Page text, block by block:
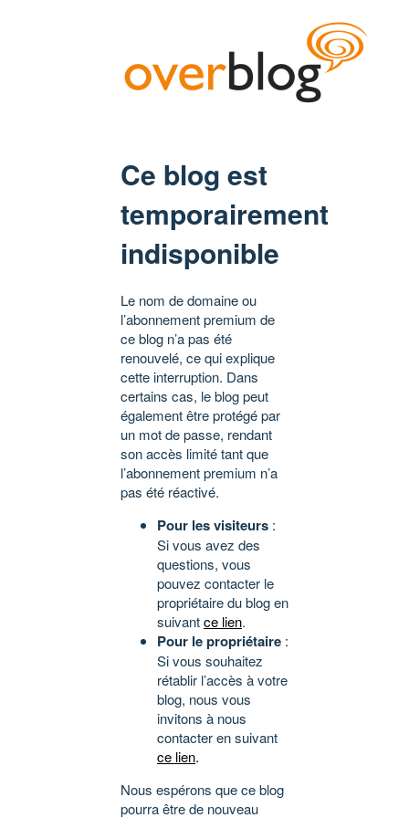
Ce blog est
temporairement
indisponible
Le nom de domaine ou
l’abonnement premium de
ce blog n’a pas été
renouvelé, ce qui explique
cette interruption. Dans
certains cas, le blog peut
également être protégé par
un mot de passe, rendant
son accès limité tant que
l’abonnement premium n’a
pas été réactivé.
Pour les visiteurs :
Si vous avez des
questions, vous
pouvez contacter le
propriétaire du blog en
suivantce lien.
Pour le propriétaire :
Si vous souhaitez
rétablir l’accès à votre
blog, nous vous
invitons à nous
contacter en suivant
ce lien.
Nous espérons que ce blog
pourra être de nouveau